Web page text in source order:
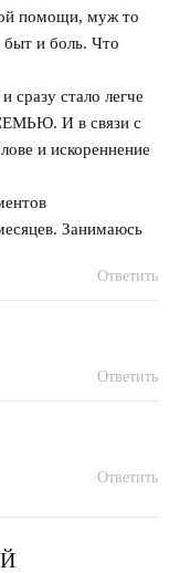
помощи, муж то
быт и боль. Что
сразу стало легче
И в связи с
и искореннение
Занимаюсь
Ответить
Ответить
Ответить